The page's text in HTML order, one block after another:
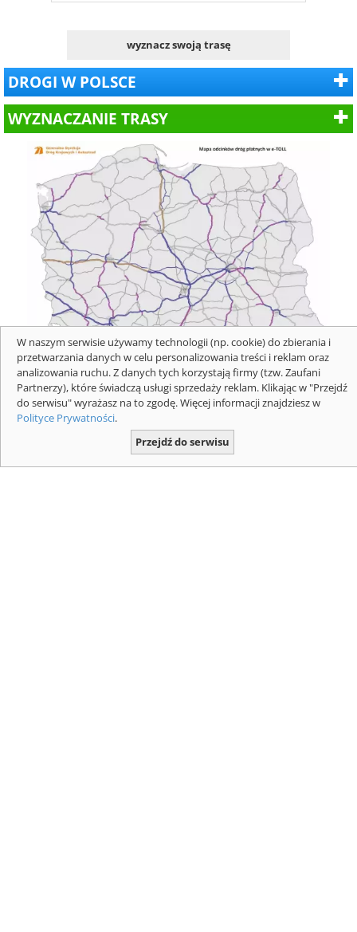
wyznacz swoją trasę
DROGI W POLSCE
WYZNACZANIE TRASY
Mapa z płatnymi odcinkami dróg
ekspresowych i autostrad dla pojazdów
powyżej 3,5 t. Mapa: GDDKIA
W naszym serwisie używamy technologii (np. cookie) do zbierania i
przetwarzania danych w celu personalizowania treści i reklam oraz
analizowania ruchu. Z danych tych korzystają firmy (tzw. Zaufani
Partnerzy), które świadczą usługi sprzedaży reklam. Klikając w "Przejdź
do serwisu" wyrażasz na to zgodę. Więcej informacji znajdziesz w
Polityce Prywatności.
Przejdź do serwisu